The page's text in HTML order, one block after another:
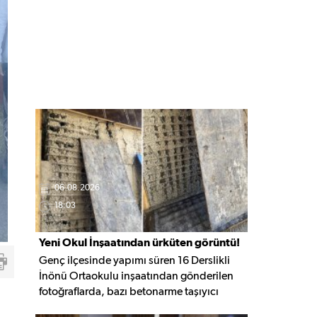
06.08.2026
18:03
Yeni Okul İnşaatından ürküten görüntü!
Genç ilçesinde yapımı süren 16 Derslikli
İnönü Ortaokulu inşaatından gönderilen
fotoğraflarda, bazı betonarme taşıyıcı